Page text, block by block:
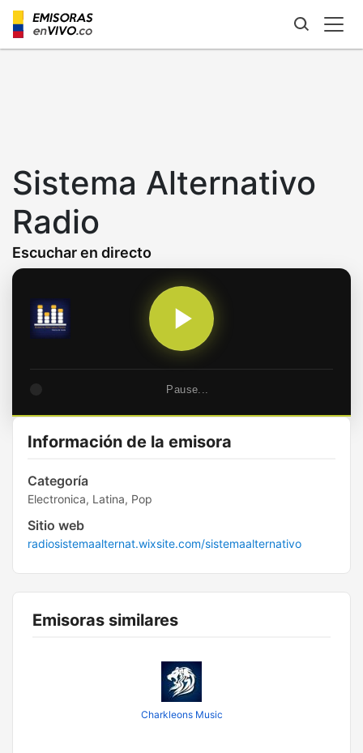
Skip
main
Sistema Alternativo
Radio
Escuchar en directo
Pause...
Información de la emisora
Categoría
Electronica, Latina, Pop
Sitio web
radiosistemaalternat.wixsite.com/sistemaalternativo
Emisoras similares
Charkleons Music